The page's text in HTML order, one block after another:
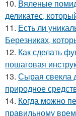
10. Вяленые
деликатес,
11. Есть ли
Березниках,
12. Как сделать
пошаговая
13. Сырая свекла
природное
14. Когда можно
правильному